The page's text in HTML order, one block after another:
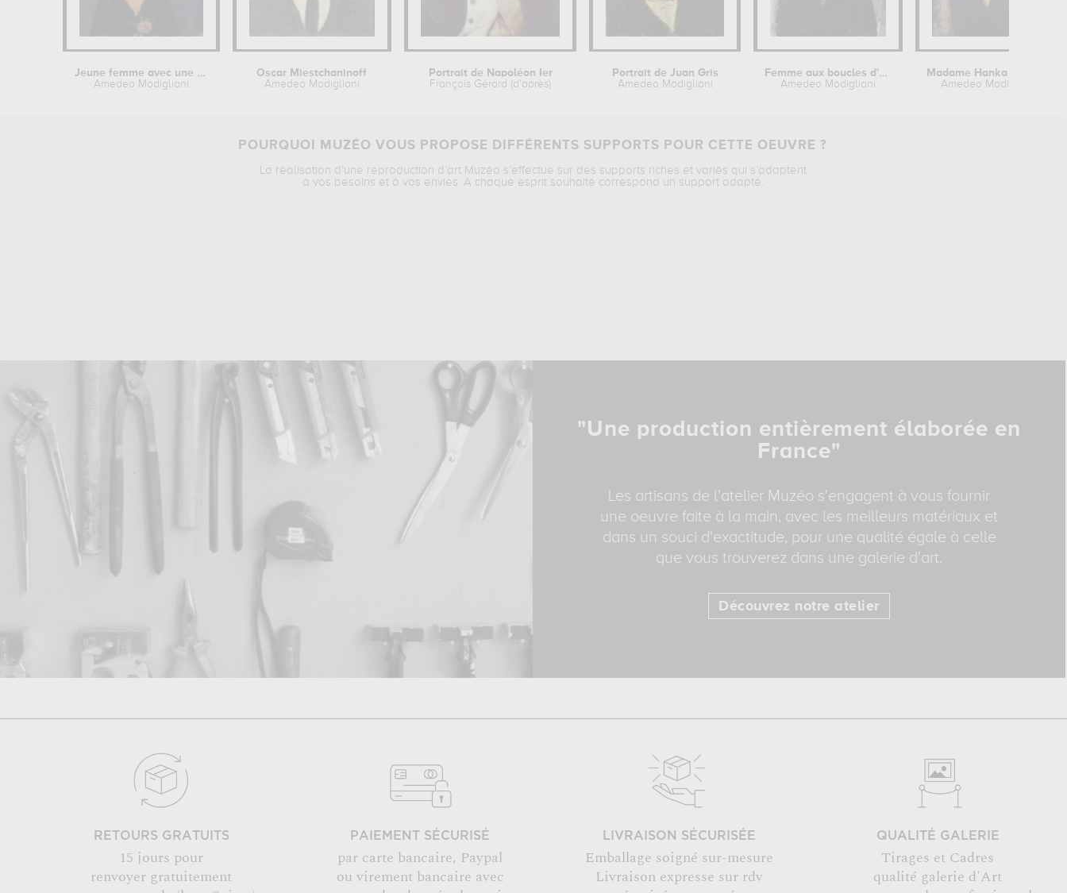
Jeune femme avec une rose
Amedeo Modigliani
Oscar Miestchaninoff
Amedeo Modigliani
Portrait de Napoléon Ier
François Gérard (d'après)
Portrait de Juan Gris
Amedeo Modigliani
Femme aux boucles d'oreilles
Amedeo Modigliani
Amedeo Modigliani
POURQUOI MUZÉO VOUS PROPOSE DIFFÉRENTS SUPPORTS POUR CETTE OEUVRE ?
La réalisation d’une reproduction d’art Muzéo s’effectue sur des supports riches et variés qui s’adaptent
à vos besoins et à vos envies. A chaque esprit souhaité correspond un support adapté.
"Une production entièrement élaborée en
France"
Les artisans de l'atelier Muzéo s'engagent à vous fournir
une oeuvre faite à la main, avec les meilleurs matériaux et
dans un souci d'exactitude, pour une qualité égale à celle
que vous trouverez dans une galerie d'art.
Découvrez notre atelier
RETOURS GRATUITS
15 jours pour
renvoyer gratuitement
PAIEMENT SÉCURISÉ
par carte bancaire, Paypal
ou virement bancaire avec
LIVRAISON SÉCURISÉE
Emballage soigné sur-mesure
Livraison expresse sur rdv
QUALITÉ GALERIE
Tirages et Cadres
qualité galerie d'Art